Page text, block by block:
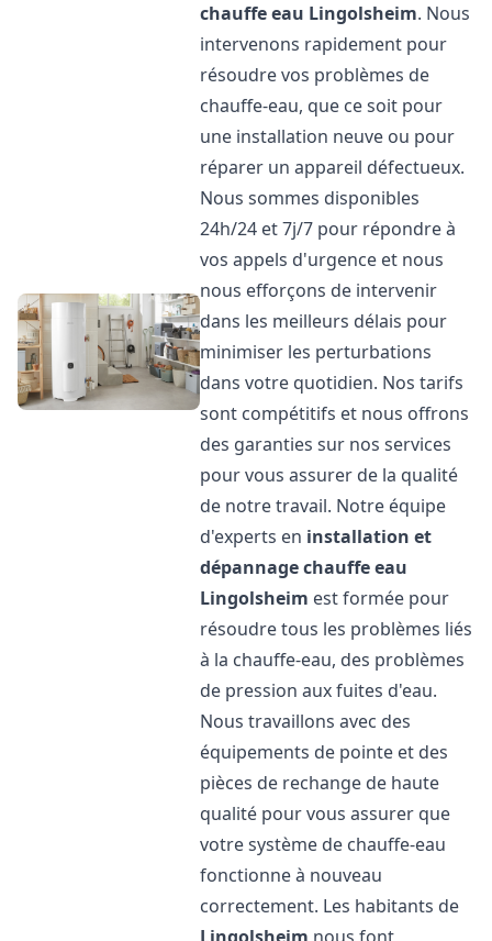
chauffe eau Lingolsheim. Nous
intervenons rapidement pour
résoudre vos problèmes de
chauffe-eau, que ce soit pour
une installation neuve ou pour
réparer un appareil défectueux.
Nous sommes disponibles
24h/24 et 7j/7 pour répondre à
vos appels d'urgence et nous
nous efforçons de intervenir
dans les meilleurs délais pour
minimiser les perturbations
dans votre quotidien. Nos tarifs
sont compétitifs et nous offrons
des garanties sur nos services
pour vous assurer de la qualité
de notre travail. Notre équipe
d'experts en installation et
dépannage chauffe eau
Lingolsheim est formée pour
résoudre tous les problèmes liés
à la chauffe-eau, des problèmes
de pression aux fuites d'eau.
Nous travaillons avec des
équipements de pointe et des
pièces de rechange de haute
qualité pour vous assurer que
votre système de chauffe-eau
fonctionne à nouveau
correctement. Les habitants de